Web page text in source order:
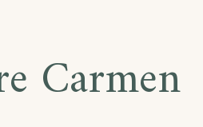
Carmen